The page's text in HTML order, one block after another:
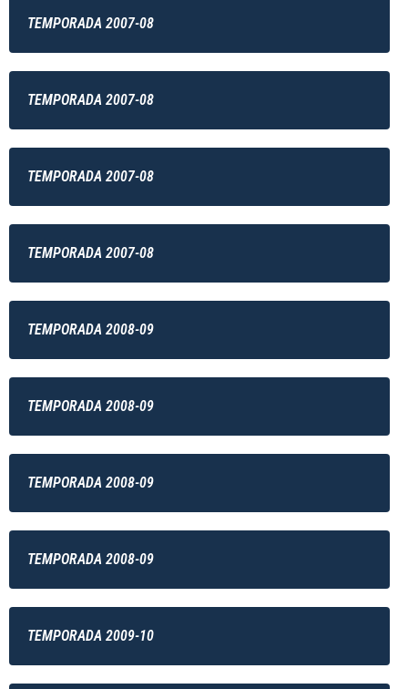
TEMPORADA 2007-08
TEMPORADA 2007-08
TEMPORADA 2007-08
TEMPORADA 2007-08
TEMPORADA 2008-09
TEMPORADA 2008-09
TEMPORADA 2008-09
TEMPORADA 2008-09
TEMPORADA 2009-10